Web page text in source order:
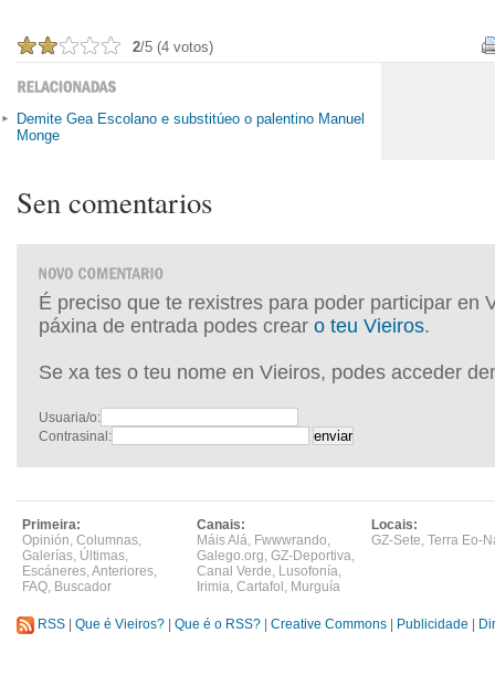
2/5 (4 votos)
Demite Gea Escolano e substitúeo o palentino Manuel
Monge
Sen comentarios
É preciso que te rexistres para poder participar en
páxina de entrada podes crear o teu Vieiros.
Se xa tes o teu nome en Vieiros, podes acceder
Usuaria/o:
Contrasinal:
Primeira:
Opinión, Columnas,
Galerías, Últimas,
Escáneres,Anteriores,
FAQ, Buscador
Canais:
Máis Alá, Fwwwrando,
Galego.org, GZ-Deportiva,
Canal Verde, Lusofonía,
Irimia, Cartafol , Murguía
Locais:
GZ-Sete, Terra Eo-
RSS Que é Vieiros? Que é o RSS? Creative Commons Publicidade